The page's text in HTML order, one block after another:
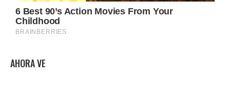
AHORA VE